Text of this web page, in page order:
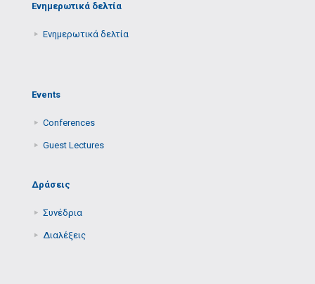
Ενημερωτικά δελτία
Ενημερωτικά δελτία
Events
Conferences
Guest Lectures
Δράσεις
Συνέδρια
Διαλέξεις